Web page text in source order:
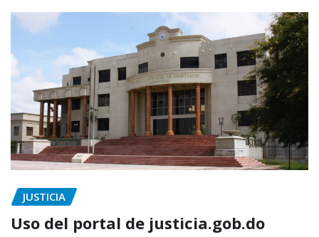
JUSTICIA
Uso del portal de justicia.gob.do